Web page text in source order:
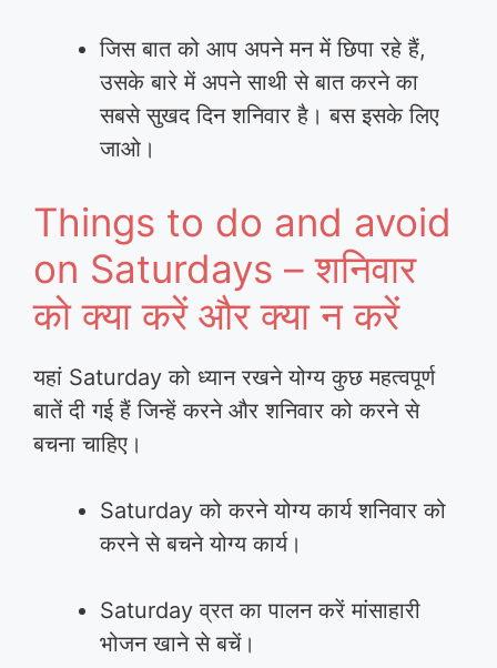
जिस बात को आप अपने मन में छिपा रहे हैं,
उसके बारे में अपने साथी से बात करने का
सबसे सुखद दिन शनिवार है। बस इसके लिए
जाओ।
Things to do and avoid
on Saturdays – शनिवार
को क्या करें और क्या न करें
यहां Saturday को ध्यान रखने योग्य कुछ महत्वपूर्ण
बातें दी गई हैं जिन्हें करने और शनिवार को करने से
बचना चाहिए।
Saturday को करने योग्य कार्य शनिवार को
करने से बचने योग्य कार्य।
Saturday व्रत का पालन करें मांसाहारी
भोजन खाने से बचें।